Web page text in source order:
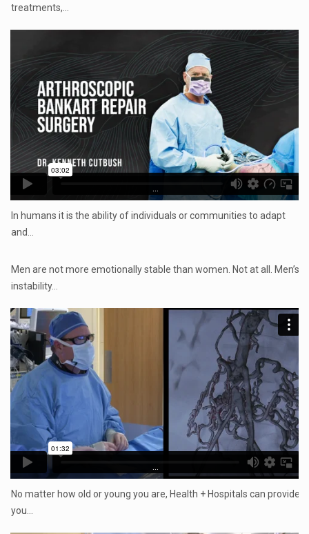
treatments,…
In humans it is the ability of individuals or communities to adapt
and…
Men are not more emotionally stable than women. Not at all. Men’s
instability…
No matter how old or young you are, Health + Hospitals can provide
you…